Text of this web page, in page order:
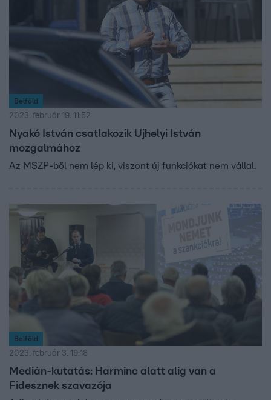
Belföld
2023. február 19. 11:52
Nyakó István csatlakozik Ujhelyi István
mozgalmához
Az MSZP-ből nem lép ki, viszont új funkciókat nem vállal.
Belföld
2023. február 3. 19:18
Medián-kutatás: Harminc alatt alig van a
Fidesznek szavazója